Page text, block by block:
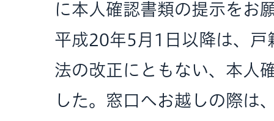
に本人確認書類の提示をお
平成20年5月1日以降は、戸
法の改正にともない、本人
した。窓口へお越しの際は